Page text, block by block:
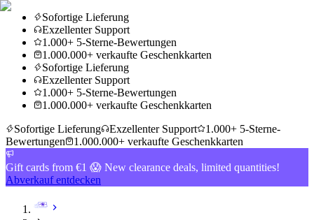
Sofortige Lieferung
Exzellenter Support
1.000+ 5-Sterne-Bewertungen
1.000.000+ verkaufte Geschenkkarten
Sofortige Lieferung
Exzellenter Support
1.000+ 5-Sterne-Bewertungen
1.000.000+ verkaufte Geschenkkarten
Sofortige Lieferung
Exzellenter Support
1.000+ 5-Sterne-
Bewertungen
1.000.000+ verkaufte Geschenkkarten
Gift cards from €1 😱 New clearance deals, limited quantities!
Abverkauf entdecken